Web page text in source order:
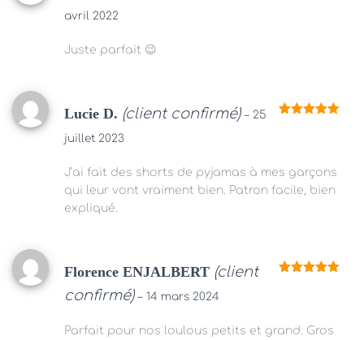
avril 2022
Juste parfait 😉
Lucie D. (client confirmé) – 25
juillet 2023
J’ai fait des shorts de pyjamas à mes garçons
qui leur vont vraiment bien. Patron facile, bien
expliqué.
Florence ENJALBERT (client
confirmé) – 14 mars 2024
Parfait pour nos loulous petits et grand. Gros